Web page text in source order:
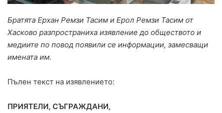
Братята Ерхан Ремзи Тасим и Ерол Ремзи Тасим от
Хасково разпространиха изявление до обществото и
медиите по повод появили се информации, замесващи
имената им.
Пълен текст на изявлението:
ПРИЯТЕЛИ, СЪГРАЖДАНИ,